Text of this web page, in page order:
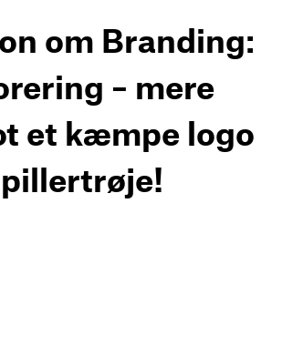
om Branding:
– mere
et kæmpe logo